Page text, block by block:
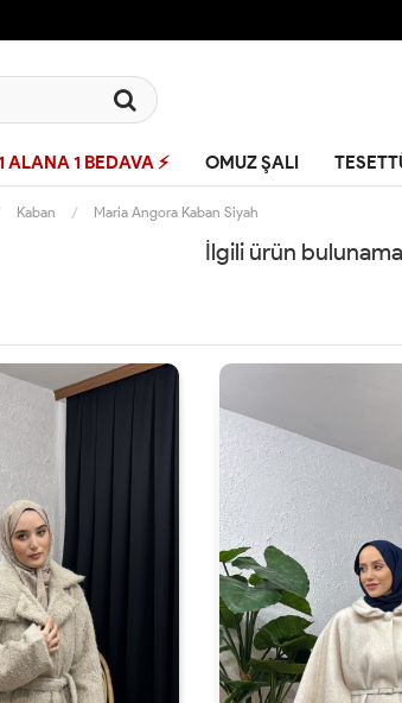
ALANA 1 BEDAVA ⚡ OMUZ ŞALI
Kaban Maria Angora Kaban Siyah
İlgili ürün